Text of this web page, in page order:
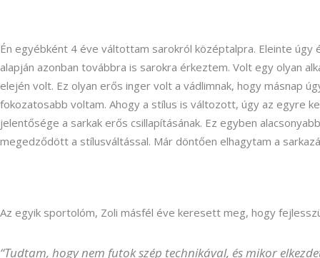
Én egyébként 4 éve váltottam sarokról középtalpra. Eleinte
alapján azonban továbbra is sarokra érkeztem. Volt egy olyan
elején volt. Ez olyan erős inger volt a vádlimnak, hogy másnap
fokozatosabb voltam. Ahogy a stílus is változott, úgy az egyre
jelentősége a sarkak erős csillapításának. Ez egyben
megedződött a stílusváltással. Már döntően elhagytam a
Az egyik sportolóm, Zoli másfél éve keresett meg, hogy
“Tudtam, hogy nem futok szép technikával, és mikor